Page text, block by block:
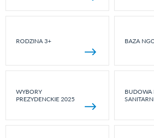
RODZINA 3+ BAZA
WYBORY
PREZYDENCKIE 2025
BUDOWA